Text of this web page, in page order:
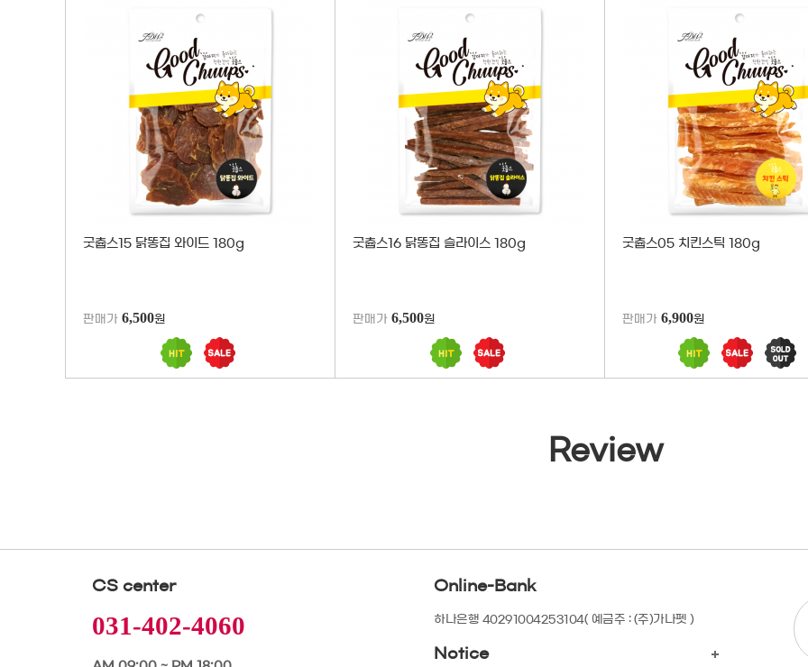
굿츕스15 닭똥집 와이드 180g
판매가 6,500원
굿츕스16 닭똥집 슬라이스 180g
판매가 6,500원
굿츕스05 치킨스틱 180g
판매가 6,900원
Review
CS center
031-402-4060
Online-Bank
하나은행 40291004253104( 예금주 : (주)가나펫 )
Notice